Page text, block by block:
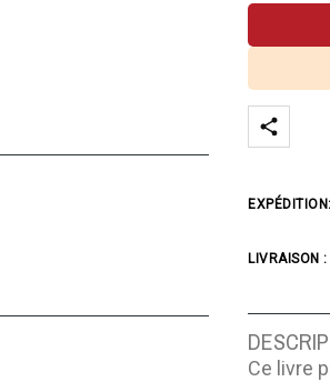
EXPÉDITION:
LIVRAISON :
Ce livre